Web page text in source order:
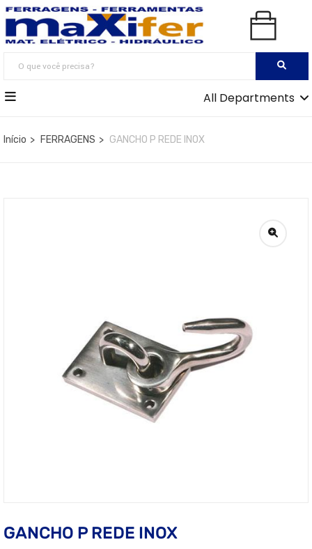
All Departments
Início FERRAGENS GANCHO P REDE INOX
GANCHO P REDE INOX